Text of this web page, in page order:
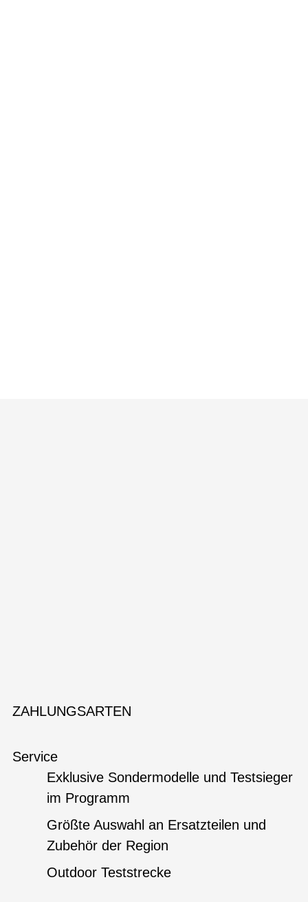
ZAHLUNGSARTEN
Service
Exklusive Sondermodelle und Testsieger
im Programm
Größte Auswahl an Ersatzteilen und
Zubehör der Region
Outdoor Teststrecke